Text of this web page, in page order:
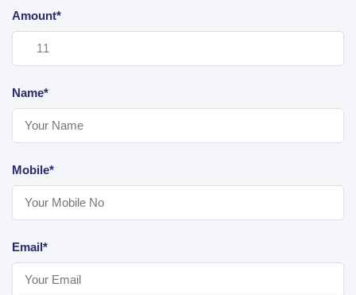
Amount*
Name*
Mobile*
Email*